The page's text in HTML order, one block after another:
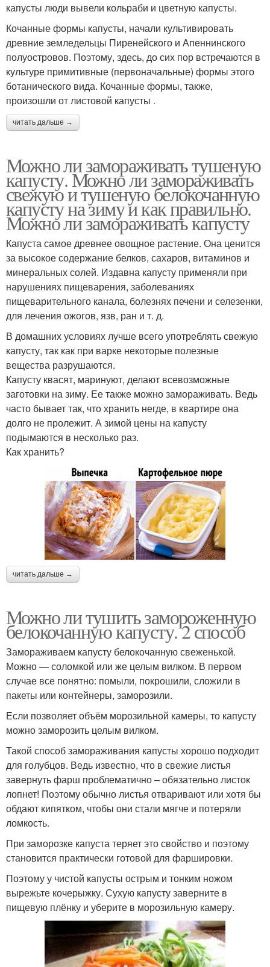
капусты люди вывели кольраби и цветную капусты.
Кочанные формы капусты, начали культивировать
древние земледельцы Пиренейского и Апеннинского
полуостровов. Поэтому, здесь, до сих пор встречаются в
культуре примитивные (первоначальные) формы этого
ботанического вида. Кочанные формы, также,
произошли от листовой капусты .
читать дальше →
Можно ли замораживать тушеную
капусту. Можно ли замораживать
свежую и тушеную белокочанную
капусту на зиму и как правильно.
Можно ли замораживать капусту
Капуста самое древнее овощное растение. Она ценится
за высокое содержание белков, сахаров, витаминов и
минеральных солей. Издавна капусту применяли при
нарушениях пищеварения, заболеваниях
пищеварительного канала, болезнях печени и селезенки,
для лечения ожогов, язв, ран и т. д.
В домашних условиях лучше всего употреблять свежую
капусту, так как при варке некоторые полезные
вещества разрушаются.
Капусту квасят, маринуют, делают всевозможные
заготовки на зиму. Ее также можно замораживать. Ведь
часто бывает так, что хранить негде, в квартире она
долго не пролежит. А зимой цены на капусту
подымаются в несколько раз.
Как хранить?
читать дальше →
Можно ли тушить замороженную
белокочанную капусту. 2 способ
Замораживаем капусту белокочанную свеженькой.
Можно — соломкой или же целым вилком. В первом
случае все понятно: помыли, покрошили, сложили в
пакеты или контейнеры, заморозили.
Если позволяет объём морозильной камеры, то капусту
можно заморозить целым вилком.
Такой способ замораживания капусты хорошо подходит
для голубцов. Ведь известно, что в свежие листья
завернуть фарш проблематично – обязательно листок
лопнет! Поэтому обычно листья отваривают или хотя бы
обдают кипятком, чтобы они стали мягче и потеряли
ломкость.
При заморозке капуста теряет это свойство и поэтому
становится практически готовой для фаршировки.
Поэтому у чистой капусты острым и тонким ножом
вырежьте кочерыжку. Сухую капусту заверните в
пищевую плёнку и уберите в морозильную камеру.